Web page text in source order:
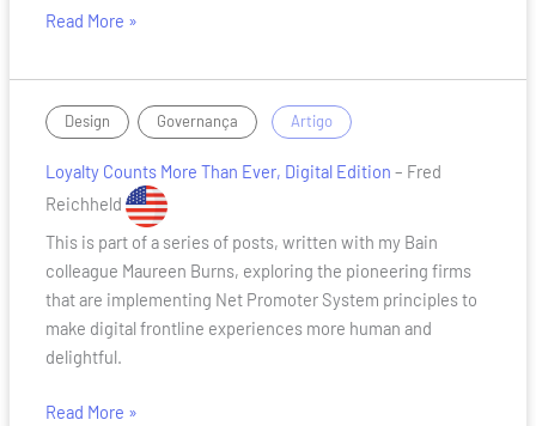
e
Read More »
Design , Governança / Artigo
Loyalty Counts More Than Ever, Digital Edition – Fred
Reichheld
This is part of a series of posts, written with my Bain
colleague Maureen Burns, exploring the pioneering firms
that are implementing Net Promoter System principles to
make digital frontline experiences more human and
delightful.
Loyalty
Counts
More
Than
Ever,
Digital
Edition
Read More »